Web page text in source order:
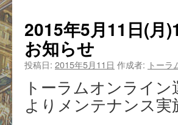
2015年5月11日(月
お知らせ
投稿日: 2015年5月11日 作成者: トーラ
トーラムオンライ
よりメンテナンス